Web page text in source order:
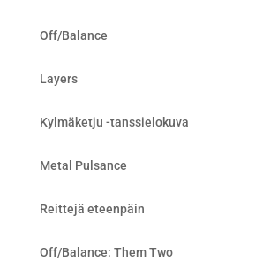
Off/Balance
Layers
Kylmäketju -tanssielokuva
Metal Pulsance
Reittejä eteenpäin
Off/Balance: Them Two